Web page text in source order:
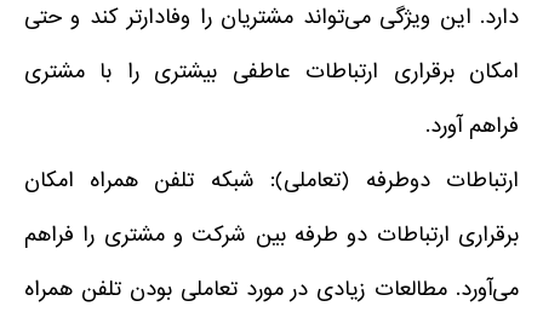
دارد. این ویژگی می‌تواند مشتریان را وفادارتر کند و حتی
امکان برقراری ارتباطات عاطفی بیشتری را با مشتری
فراهم آورد.
ارتباطات دوطرفه (تعاملی): شبکه تلفن همراه امکان
برقراری ارتباطات دو طرفه بین شرکت و مشتری را فراهم
می‌آورد. مطالعات زیادی در مورد تعاملی بودن تلفن همراه